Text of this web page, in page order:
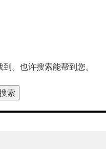
。也许搜索能帮到您。